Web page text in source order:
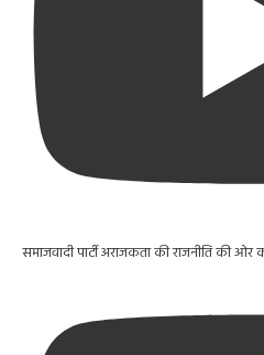
समाजवादी पार्टी अराजकता की राजनीति की